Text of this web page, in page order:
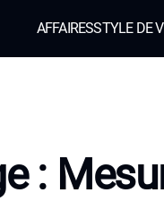
AFFAIRESSTYLE DE
: